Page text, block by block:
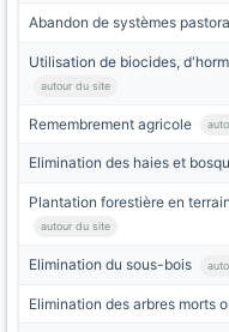
Abandon de systèmes
Utilisation de biocides,
autour du site
Remembrement agricole
Elimination des haies et
Plantation forestière en
autour du site
Elimination du sous-bois
Elimination des arbres morts